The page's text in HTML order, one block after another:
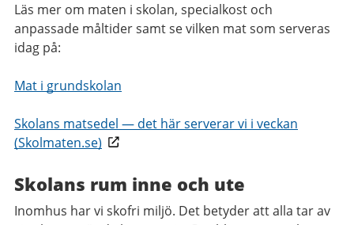
Läs mer om maten i skolan, specialkost och
anpassade måltider samt se vilken mat som serveras
idag på:
Mat i grundskolan
Skolans matsedel — det här serverar vi i veckan
(Skolmaten.se)
Skolans rum inne och ute
Inomhus har vi skofri miljö. Det betyder att alla tar av